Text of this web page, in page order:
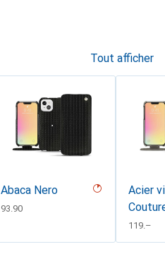
Tout afficher
Abaca Nero
CHF
93.90
Acier
CHF
119.–